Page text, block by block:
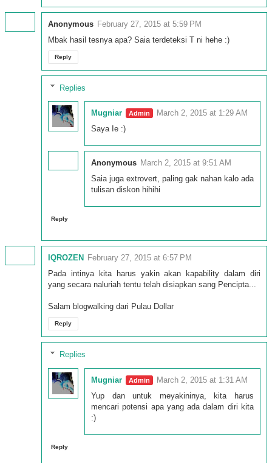
Anonymous February 27, 2015 at 5:59 PM
Mbak hasil tesnya apa? Saia terdeteksi T ni hehe :)
Reply
Replies
Mugniar
March 2, 2015 at 1:29 AM
Saya Ie :)
Anonymous March 2, 2015 at 9:51 AM
Saia juga extrovert, paling gak nahan kalo ada
tulisan diskon hihihi
Reply
IQROZEN
February 27, 2015 at 6:57 PM
Pada intinya kita harus yakin akan kapability dalam diri
yang secara naluriah tentu telah disiapkan sang Pencipta...
Salam blogwalking dari Pulau Dollar
Reply
Replies
Mugniar
March 2, 2015 at 1:31 AM
Yup dan untuk meyakininya, kita harus
mencari potensi apa yang ada dalam diri kita
:)
Reply